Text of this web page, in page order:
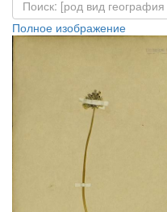
Полное изображение